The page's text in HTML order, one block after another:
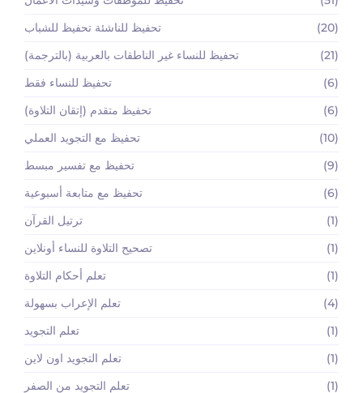
تحفيظ للناشئة تحفيظ للشباب
(20)
تحفيظ للنساء غير الناطقات بالعربية (بالترجمة)
(21)
تحفيظ للنساء فقط
(6)
تحفيظ متقدم (إتقان التلاوة)
(6)
تحفيظ مع التجويد العملي
(10)
تحفيظ مع تفسير مبسط
(9)
تحفيظ مع متابعة أسبوعية
(6)
ترتيل القرآن
(1)
تصحيح التلاوة للنساء أونلاين
(1)
تعلم أحكام التلاوة
(1)
تعلم الإعراب بسهولة
(4)
تعلم التجويد
(1)
تعلم التجويد اون لاين
(1)
تعلم التجويد من الصفر
(1)